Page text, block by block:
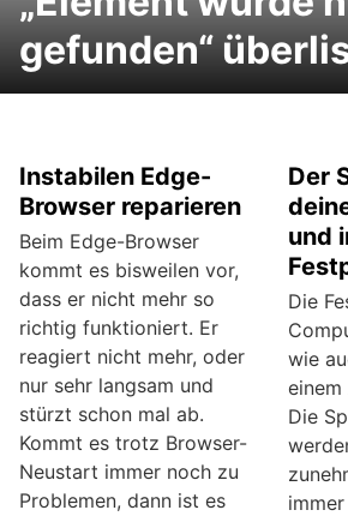
gefunden“
Instabilen Edge-
Browser reparieren
Beim Edge-Browser
kommt es bisweilen vor,
dass er nicht mehr so
richtig funktioniert. Er
reagiert nicht mehr, oder
nur sehr langsam und
stürzt schon mal ab.
Kommt es trotz Browser-
Neustart immer noch zu
Problemen, dann ist es
Der
und
Die
wie
einem
Die